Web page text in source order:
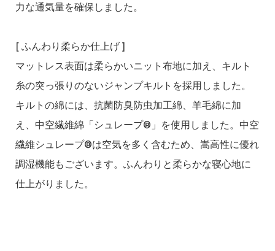
力な通気量を確保しました。
[ ふんわり柔らか仕上げ ]
マットレス表面は柔らかいニット布地に加え、キルト
糸の突っ張りのないジャンプキルトを採用しました。
キルトの綿には、抗菌防臭防虫加工綿、羊毛綿に加
え、中空繊維綿「シュレープ®」を使用しました。中空
繊維シュレープ®は空気を多く含むため、嵩高性に優れ
調湿機能もございます。ふんわりと柔らかな寝心地に
仕上がりました。